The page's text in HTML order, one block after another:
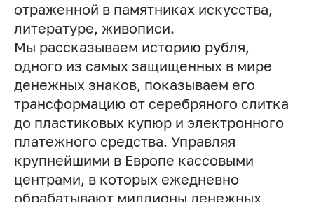
отраженной в памятниках искусства,
литературе, живописи.
Мы рассказываем историю рубля,
одного из самых защищенных в мире
денежных знаков, показываем его
трансформацию от серебряного слитка
до пластиковых купюр и электронного
платежного средства. Управляя
крупнейшими в Европе кассовыми
центрами, в которых ежедневно
обрабатывают миллионы денежных